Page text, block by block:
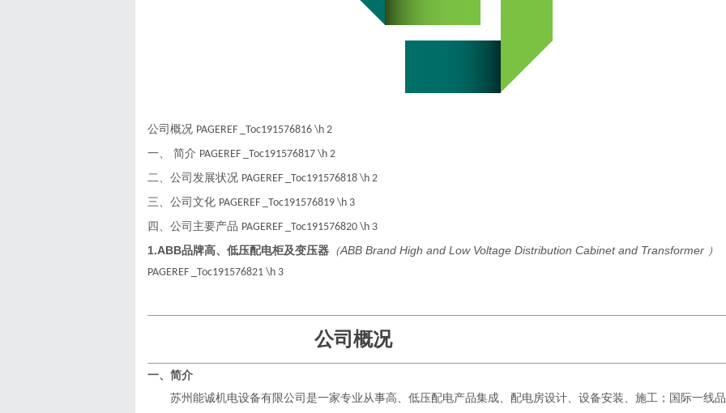
公司概况 PAGEREF _Toc191576816 \h 2
一、 简介 PAGEREF _Toc191576817 \h 2
二、公司发展状况 PAGEREF _Toc191576818 \h 2
三、公司文化 PAGEREF _Toc191576819 \h 3
四、公司主要产品 PAGEREF _Toc191576820 \h 3
1.ABB品牌高、低压配电柜及变压器 （ABB Brand High and Low Voltage Distribution Cabinet and Transformer ）
PAGEREF _Toc191576821 \h 3
公司概况
一、 简介
苏州能诚机电设备有限公司是一家专业从事高、低压配电产品集成、配电房设计、设备安装、施工；国际一线品